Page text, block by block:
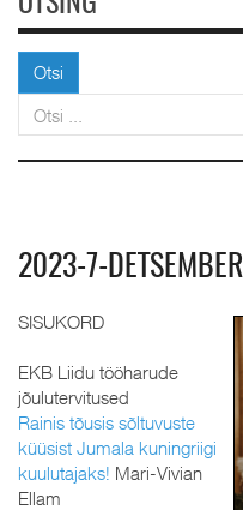
Otsi
2023-7-DETSEMBER
SISUKORD
EKB Liidu tööharude
jõulutervitused
Rainis tõusis sõltuvuste
küüsist Jumala kuningriigi
kuulutajaks! Mari-Vivian
Ellam